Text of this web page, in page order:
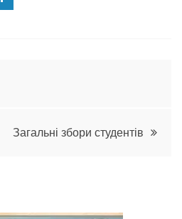
Загальні збори студентів